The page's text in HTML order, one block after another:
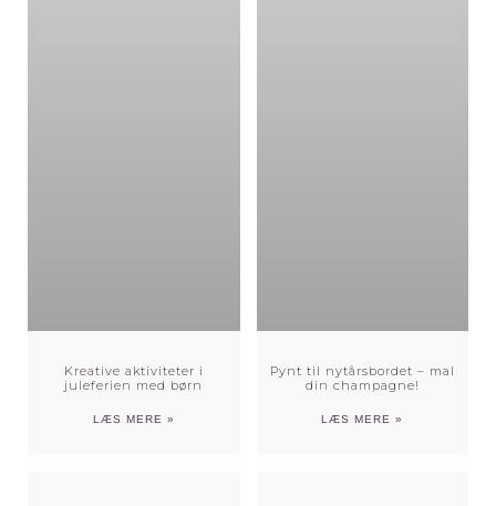
Kreative aktiviteter i
juleferien med børn
LÆS MERE »
Pynt til nytårsbordet – mal
din champagne!
LÆS MERE »